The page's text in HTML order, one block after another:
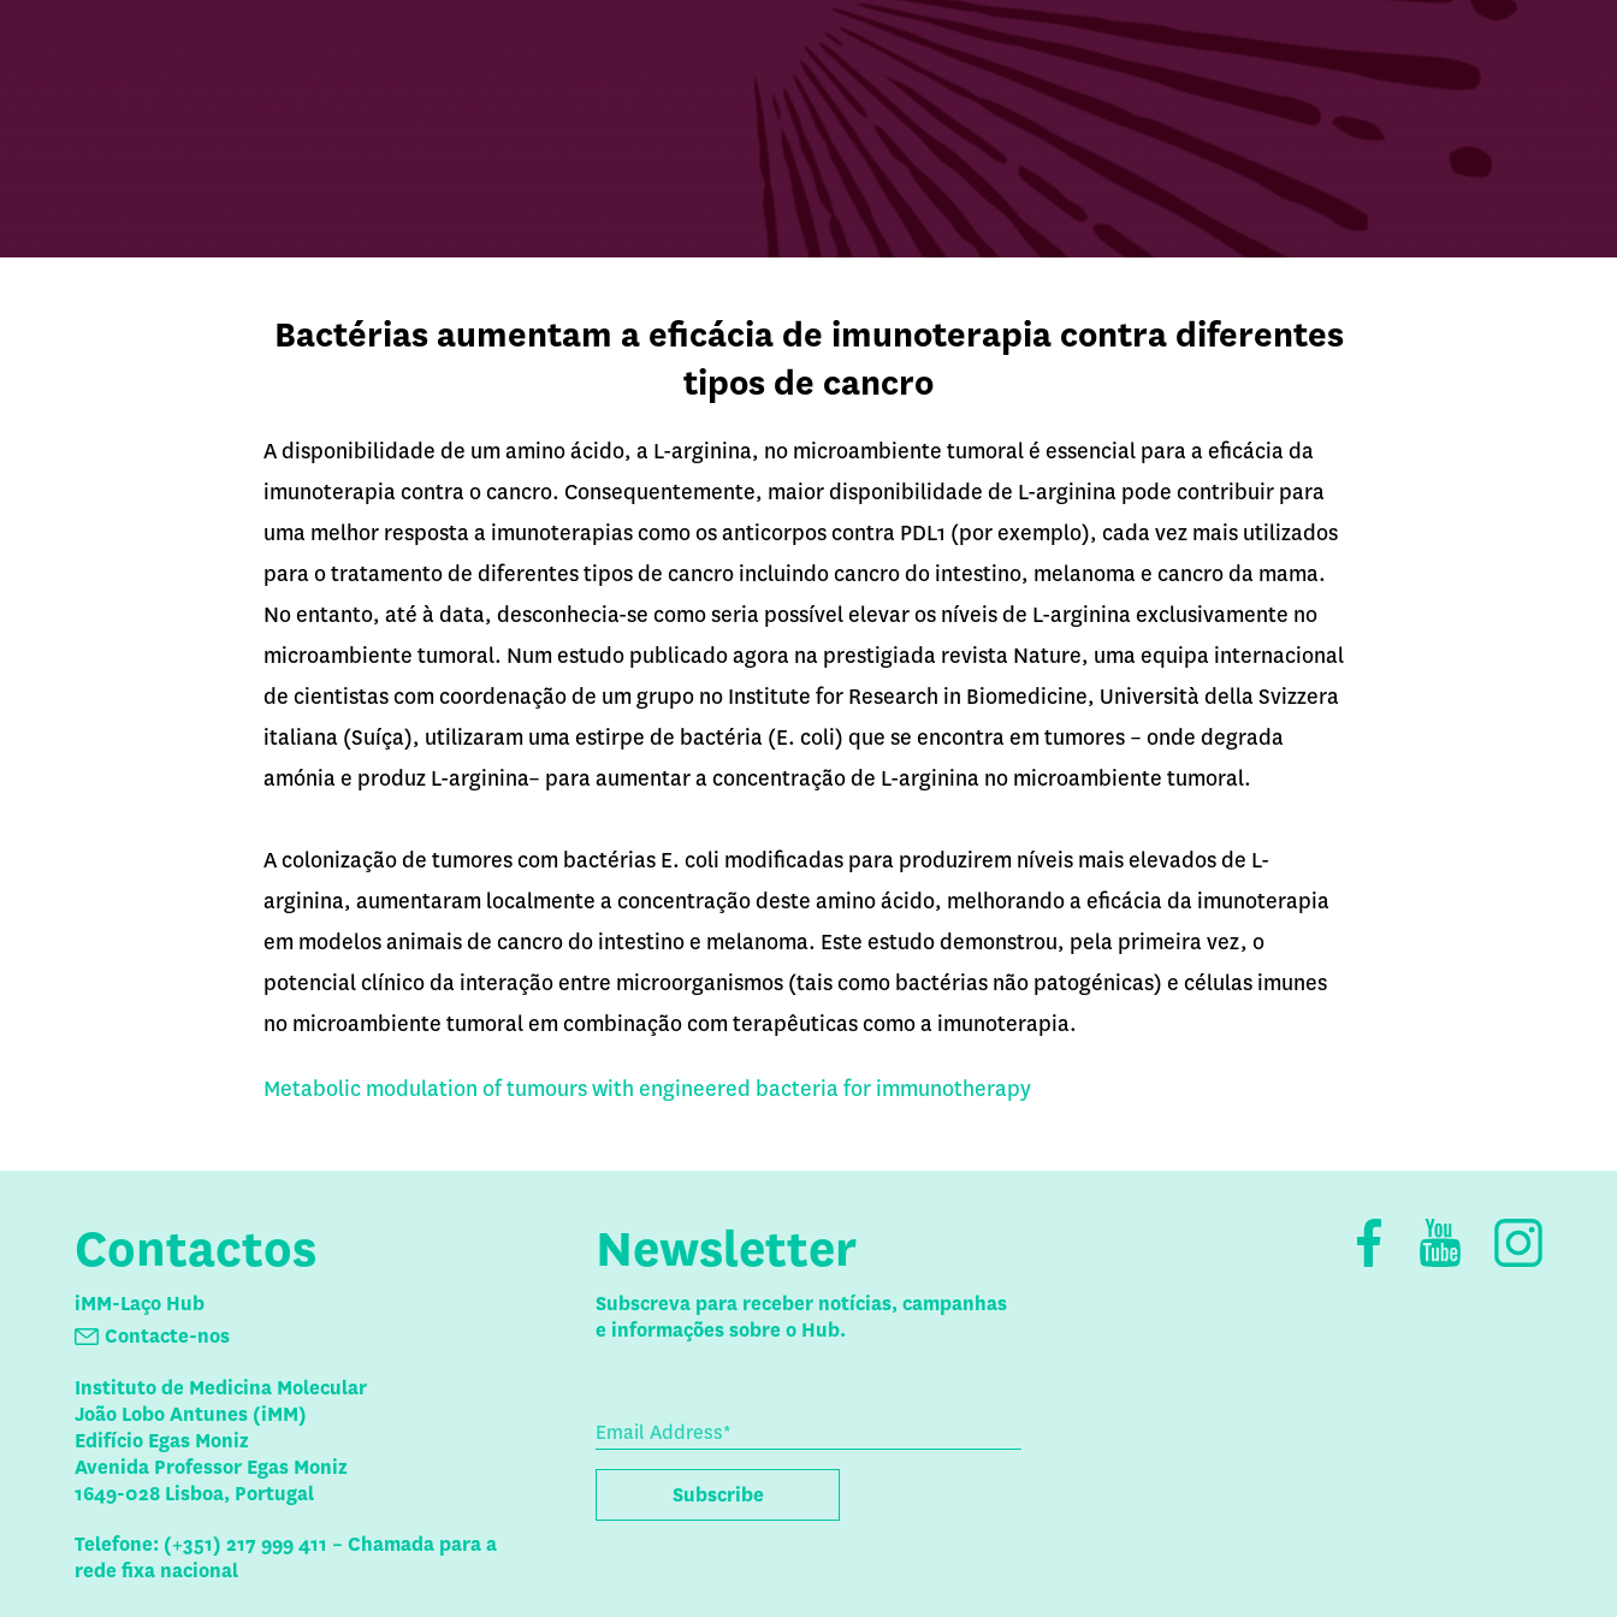
Bactérias aumentam a eficácia de imunoterapia contra diferentes
tipos de cancro
A disponibilidade de um amino ácido, a L-arginina, no microambiente tumoral é essencial para a eficácia da
imunoterapia contra o cancro. Consequentemente, maior disponibilidade de L-arginina pode contribuir para
uma melhor resposta a imunoterapias como os anticorpos contra PDL1 (por exemplo), cada vez mais utilizados
para o tratamento de diferentes tipos de cancro incluindo cancro do intestino, melanoma e cancro da mama.
No entanto, até à data, desconhecia-se como seria possível elevar os níveis de L-arginina exclusivamente no
microambiente tumoral. Num estudo publicado agora na prestigiada revista Nature, uma equipa internacional
de cientistas com coordenação de um grupo no Institute for Research in Biomedicine, Università della Svizzera
italiana (Suíça), utilizaram uma estirpe de bactéria (E. coli) que se encontra em tumores – onde degrada
amónia e produz L-arginina– para aumentar a concentração de L-arginina no microambiente tumoral.
A colonização de tumores com bactérias E. coli modificadas para produzirem níveis mais elevados de L-
arginina, aumentaram localmente a concentração deste amino ácido, melhorando a eficácia da imunoterapia
em modelos animais de cancro do intestino e melanoma. Este estudo demonstrou, pela primeira vez, o
potencial clínico da interação entre microorganismos (tais como bactérias não patogénicas) e células imunes
no microambiente tumoral em combinação com terapêuticas como a imunoterapia.
Metabolic modulation of tumours with engineered bacteria for immunotherapy
Contactos
iMM-Laço Hub
Contacte-nos
Instituto de Medicina Molecular
João Lobo Antunes (iMM)
Edifício Egas Moniz
Avenida Professor Egas Moniz
1649-028 Lisboa, Portugal
Telefone: (+351) 217 999 411 – Chamada para a
rede fixa nacional
Newsletter
Subscreva para receber notícias, campanhas
e informações sobre o Hub.